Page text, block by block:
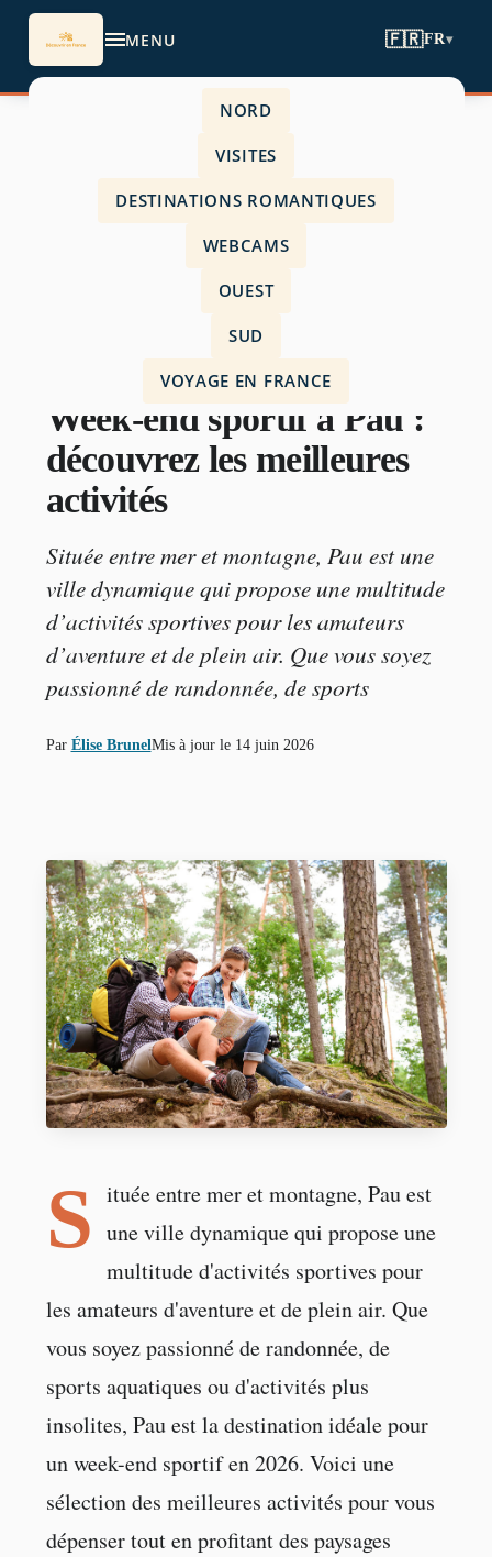
MENU
NORD
VISITES
DESTINATIONS ROMANTIQUES
WEBCAMS
OUEST
SUD
VOYAGE EN FRANCE
🇫🇷FR▾
Ouest ›
meilleures activités
Week-end sportif à Pau :
découvrez les meilleures
activités
Située entre mer et montagne, Pau est une
ville dynamique qui propose une multitude
d’activités sportives pour les amateurs
d’aventure et de plein air. Que vous soyez
passionné de randonnée, de sports
Par Élise BrunelMis à jour le 14 juin 2026
S ituée entre mer et montagne, Pau est
une ville dynamique qui propose une
multitude d'activités sportives pour
les amateurs d'aventure et de plein air. Que
vous soyez passionné de randonnée, de
sports aquatiques ou d'activités plus
insolites, Pau est la destination idéale pour
un week-end sportif en 2026. Voici une
sélection des meilleures activités pour vous
dépenser tout en profitant des paysages